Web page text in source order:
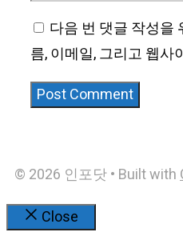
다음 번 댓글 작성을
름, 이메일, 그리고 웹사
© 2026 인포닷• Built with
Close